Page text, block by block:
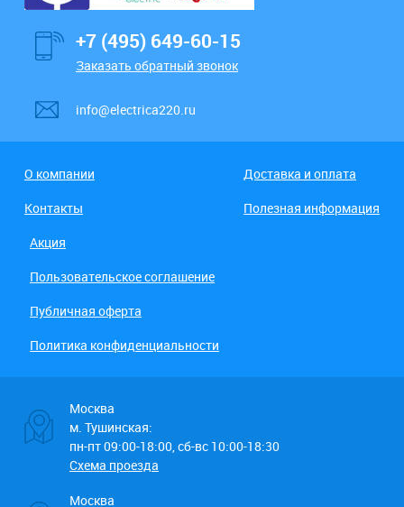
+7 (495) 649-60-15
Заказать обратный звонок
info@electrica220.ru
О компании
Доставка и оплата
Контакты
Полезная информация
Акция
Пользовательское соглашение
Публичная оферта
Политика конфиденциальности
Москва
м. Тушинская:
пн-пт 09:00-18:00, сб-вс 10:00-18:30
Схема проезда
Москва